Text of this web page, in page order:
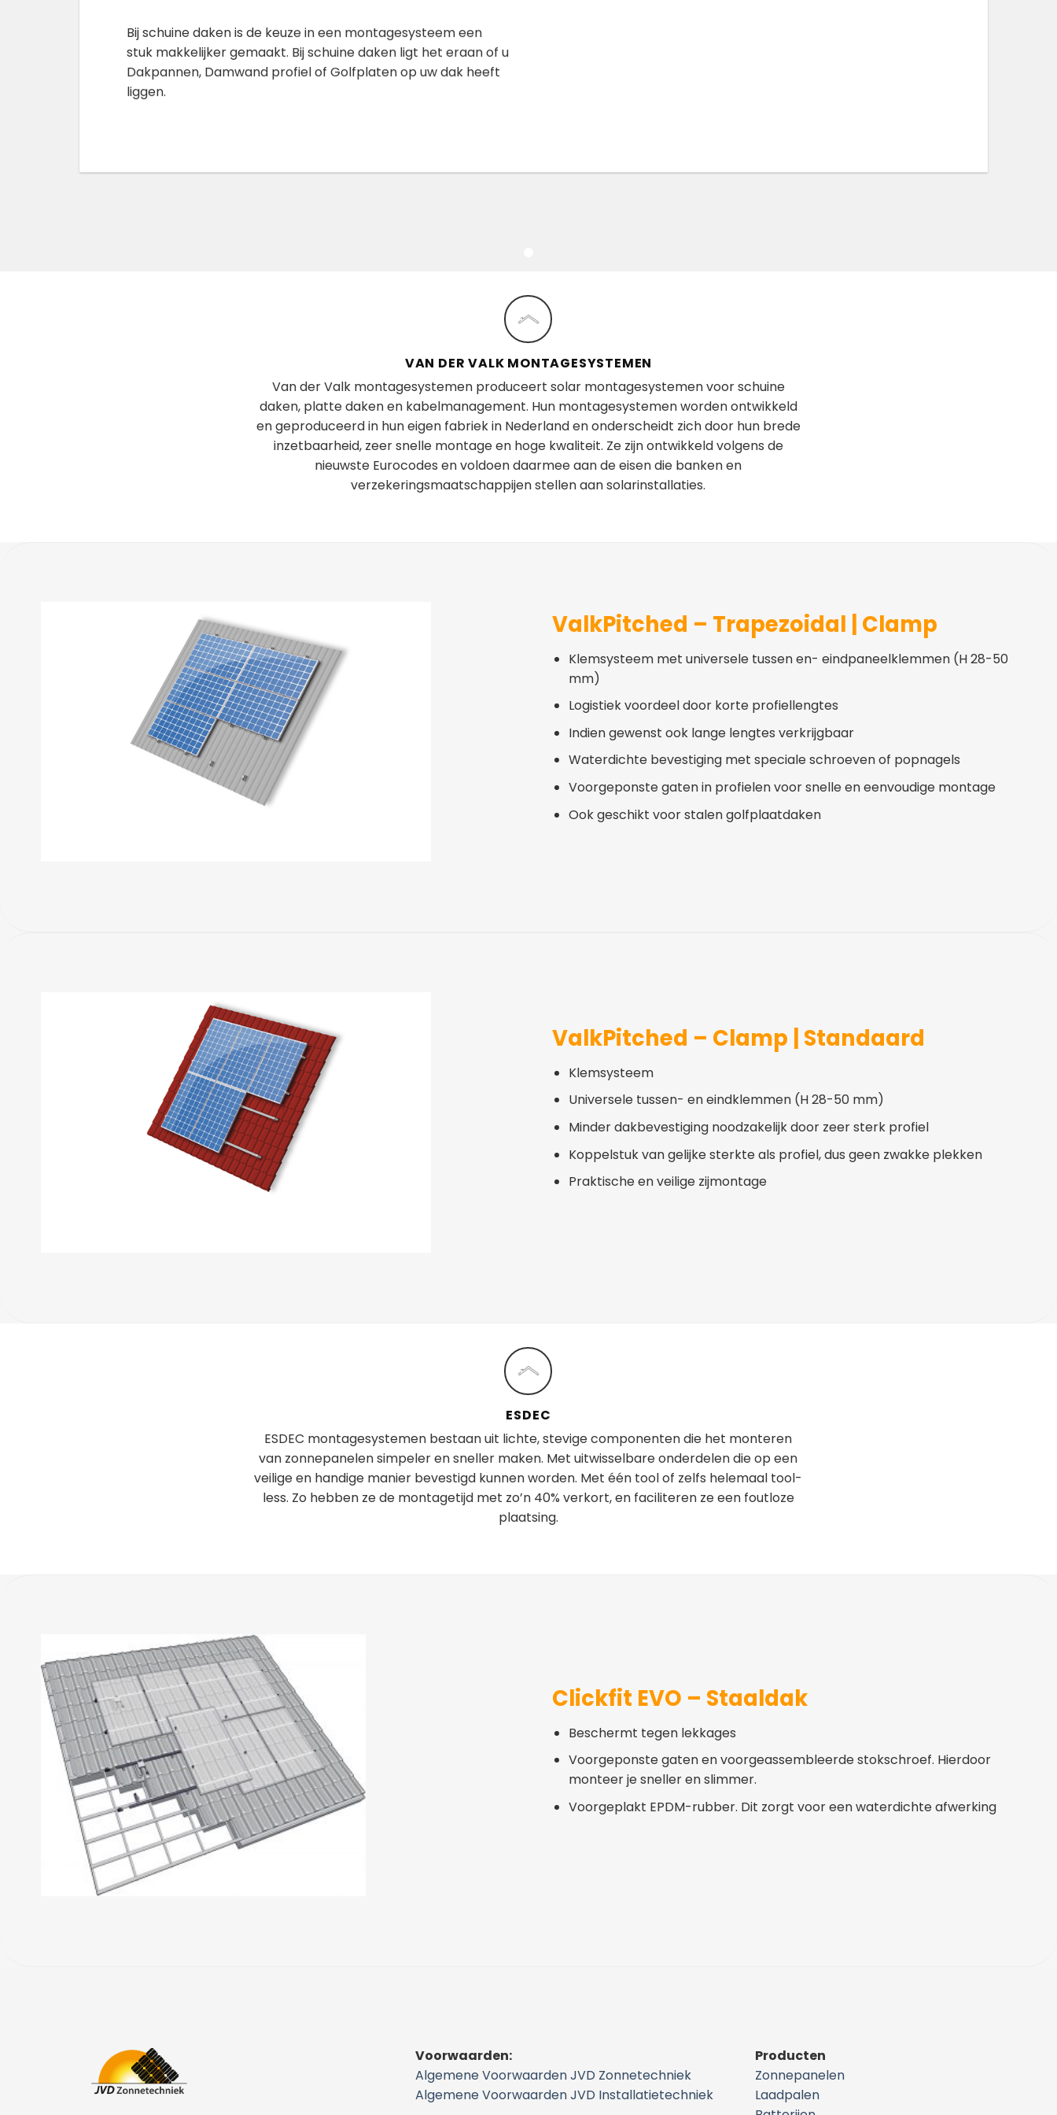
Bij schuine daken is de keuze in een montagesysteem een
stuk makkelijker gemaakt. Bij schuine daken ligt het eraan of u
Dakpannen, Damwand profiel of Golfplaten op uw dak heeft
liggen.
VAN DER VALK MONTAGESYSTEMEN
Van der Valk montagesystemen produceert solar montagesystemen voor schuine
daken, platte daken en kabelmanagement. Hun montagesystemen worden ontwikkeld
en geproduceerd in hun eigen fabriek in Nederland en onderscheidt zich door hun brede
inzetbaarheid, zeer snelle montage en hoge kwaliteit. Ze zijn ontwikkeld volgens de
nieuwste Eurocodes en voldoen daarmee aan de eisen die banken en
verzekeringsmaatschappijen stellen aan solarinstallaties.
ValkPitched – Trapezoidal | Clamp
Klemsysteem met universele tussen en- eindpaneelklemmen (H 28-50
mm)
Logistiek voordeel door korte profiellengtes
Indien gewenst ook lange lengtes verkrijgbaar
Waterdichte bevestiging met speciale schroeven of popnagels
Voorgeponste gaten in profielen voor snelle en eenvoudige montage
Ook geschikt voor stalen golfplaatdaken
ValkPitched – Clamp | Standaard
Klemsysteem
Universele tussen- en eindklemmen (H 28-50 mm)
Minder dakbevestiging noodzakelijk door zeer sterk profiel
Koppelstuk van gelijke sterkte als profiel, dus geen zwakke plekken
Praktische en veilige zijmontage
ESDEC
ESDEC montagesystemen bestaan uit lichte, stevige componenten die het monteren
van zonnepanelen simpeler en sneller maken. Met uitwisselbare onderdelen die op een
veilige en handige manier bevestigd kunnen worden. Met één tool of zelfs helemaal tool-
less. Zo hebben ze de montagetijd met zo’n 40% verkort, en faciliteren ze een foutloze
plaatsing.
Clickfit EVO – Staaldak
Beschermt tegen lekkages
Voorgeponste gaten en voorgeassembleerde stokschroef. Hierdoor
monteer je sneller en slimmer.
Voorgeplakt EPDM-rubber. Dit zorgt voor een waterdichte afwerking
Voorwaarden:
Algemene Voorwaarden JVD Zonnetechniek
Algemene Voorwaarden JVD Installatietechniek
Producten
Zonnepanelen
Laadpalen